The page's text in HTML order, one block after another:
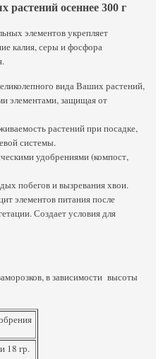
растений осеннее 300 г
элементов укрепляет
калия, серы и фосфора
вида Ваших растений,
элементами, защищая от
растений при посадке,
системы.
удобрениями (компост,
побегов и вызревания хвои.
элементов питания после
Создает условия для
в зависимости высоты
18 гр.